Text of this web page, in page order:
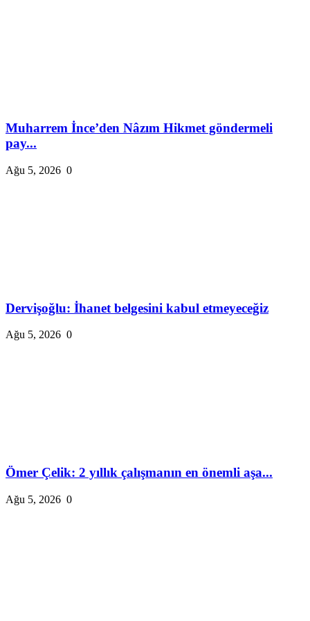
Muharrem İnce’den Nâzım Hikmet göndermeli
pay...
Ağu 5, 2026 0
Dervişoğlu: İhanet belgesini kabul etmeyeceğiz
Ağu 5, 2026 0
Ömer Çelik: 2 yıllık çalışmanın en önemli aşa...
Ağu 5, 2026 0